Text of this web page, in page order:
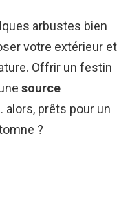
arbustes bien
votre extérieur et
Offrir un festin
source
alors, prêts pour un
?